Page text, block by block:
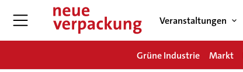
Veranstaltungen
Grüne Industrie Markt